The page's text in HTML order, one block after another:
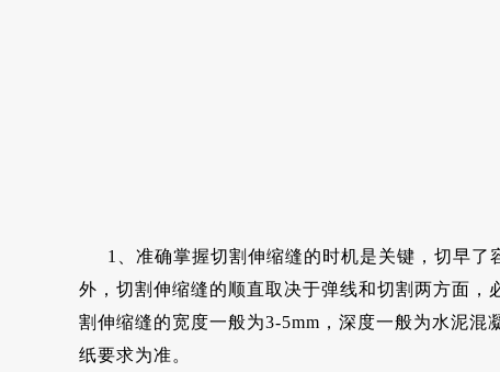
1、准确掌握切割伸缩缝的时机是关键，切早
外，切割伸缩缝的顺直取决于弹线和切割两方面
割伸缩缝的宽度一般为3-5mm，深度一般为水泥
纸要求为准。